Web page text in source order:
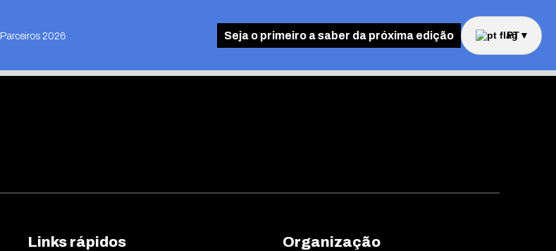
Parceiros 2026 Seja o primeiro a saber da próxima edição PT▼
Links rápidos Organização